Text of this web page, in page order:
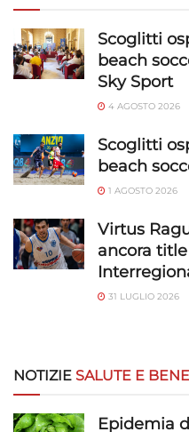
Scoglitti
beach
Sky Sport
4 AGOSTO 2026
Scoglitti
beach
1 AGOSTO 2026
Virtus
ancora
31 LUGLIO 2026
NOTIZIE SALUTE E
Epidemia